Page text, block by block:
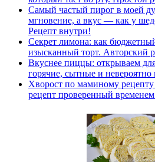
Самый частый пирог в моей
мгновение, а вкус — как у
Рецепт внутри!
Секрет лимона: как
изысканный торт. Авторский
Вкуснее пиццы: открываем
горячие, сытные и невероятно
Хворост по маминому
рецепт проверенный